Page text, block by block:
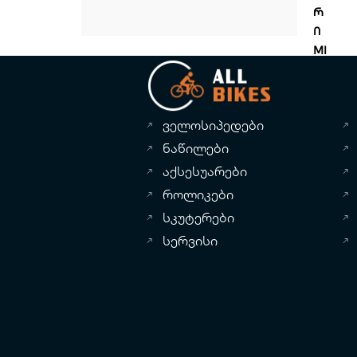
Რ
Ი
MI
ველოსიპედები
ნაწილები
აქსესუარები
როლიკები
სკუტერები
სერვისი